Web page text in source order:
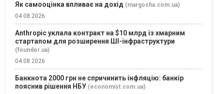
Як самооцінка впливає на дохід (margosha.com.ua)
04.08.2026
Anthropic уклала контракт на $10 млрд із хмарним
стартапом для розширення ШІ-інфраструктури
(founder.ua)
04.08.2026
Банкнота 2000 грн не спричинить інфляцію: банкір
пояснив рішення НБУ (economist.com.ua)